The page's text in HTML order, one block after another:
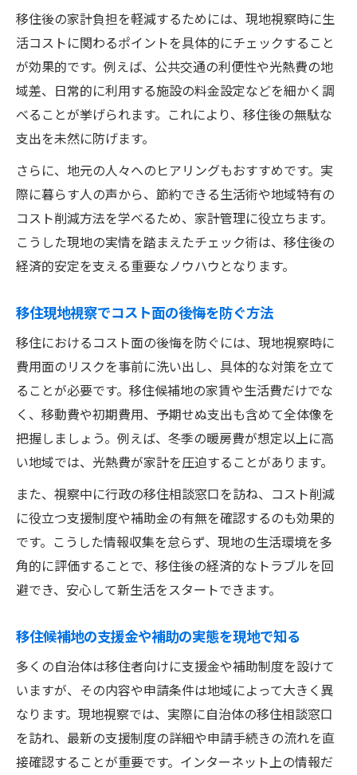
移住後の家計負担を軽減するためには、現地視察時に生
活コストに関わるポイントを具体的にチェックすること
が効果的です。例えば、公共交通の利便性や光熱費の地
域差、日常的に利用する施設の料金設定などを細かく調
べることが挙げられます。これにより、移住後の無駄な
支出を未然に防げます。
さらに、地元の人々へのヒアリングもおすすめです。実
際に暮らす人の声から、節約できる生活術や地域特有の
コスト削減方法を学べるため、家計管理に役立ちます。
こうした現地の実情を踏まえたチェック術は、移住後の
経済的安定を支える重要なノウハウとなります。
移住現地視察でコスト面の後悔を防ぐ方法
移住におけるコスト面の後悔を防ぐには、現地視察時に
費用面のリスクを事前に洗い出し、具体的な対策を立て
ることが必要です。移住候補地の家賃や生活費だけでな
く、移動費や初期費用、予期せぬ支出も含めて全体像を
把握しましょう。例えば、冬季の暖房費が想定以上に高
い地域では、光熱費が家計を圧迫することがあります。
また、視察中に行政の移住相談窓口を訪ね、コスト削減
に役立つ支援制度や補助金の有無を確認するのも効果的
です。こうした情報収集を怠らず、現地の生活環境を多
角的に評価することで、移住後の経済的なトラブルを回
避でき、安心して新生活をスタートできます。
移住候補地の支援金や補助の実態を現地で知る
多くの自治体は移住者向けに支援金や補助制度を設けて
いますが、その内容や申請条件は地域によって大きく異
なります。現地視察では、実際に自治体の移住相談窓口
を訪れ、最新の支援制度の詳細や申請手続きの流れを直
接確認することが重要です。インターネット上の情報だ